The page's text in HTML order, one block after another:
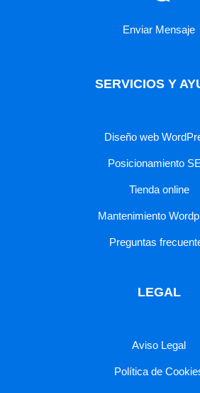
Enviar Mensaje
SERVICIOS Y
Diseño web
Posicionamiento
Tienda online
Mantenimiento
Preguntas
LEGAL
Aviso Legal
Política de